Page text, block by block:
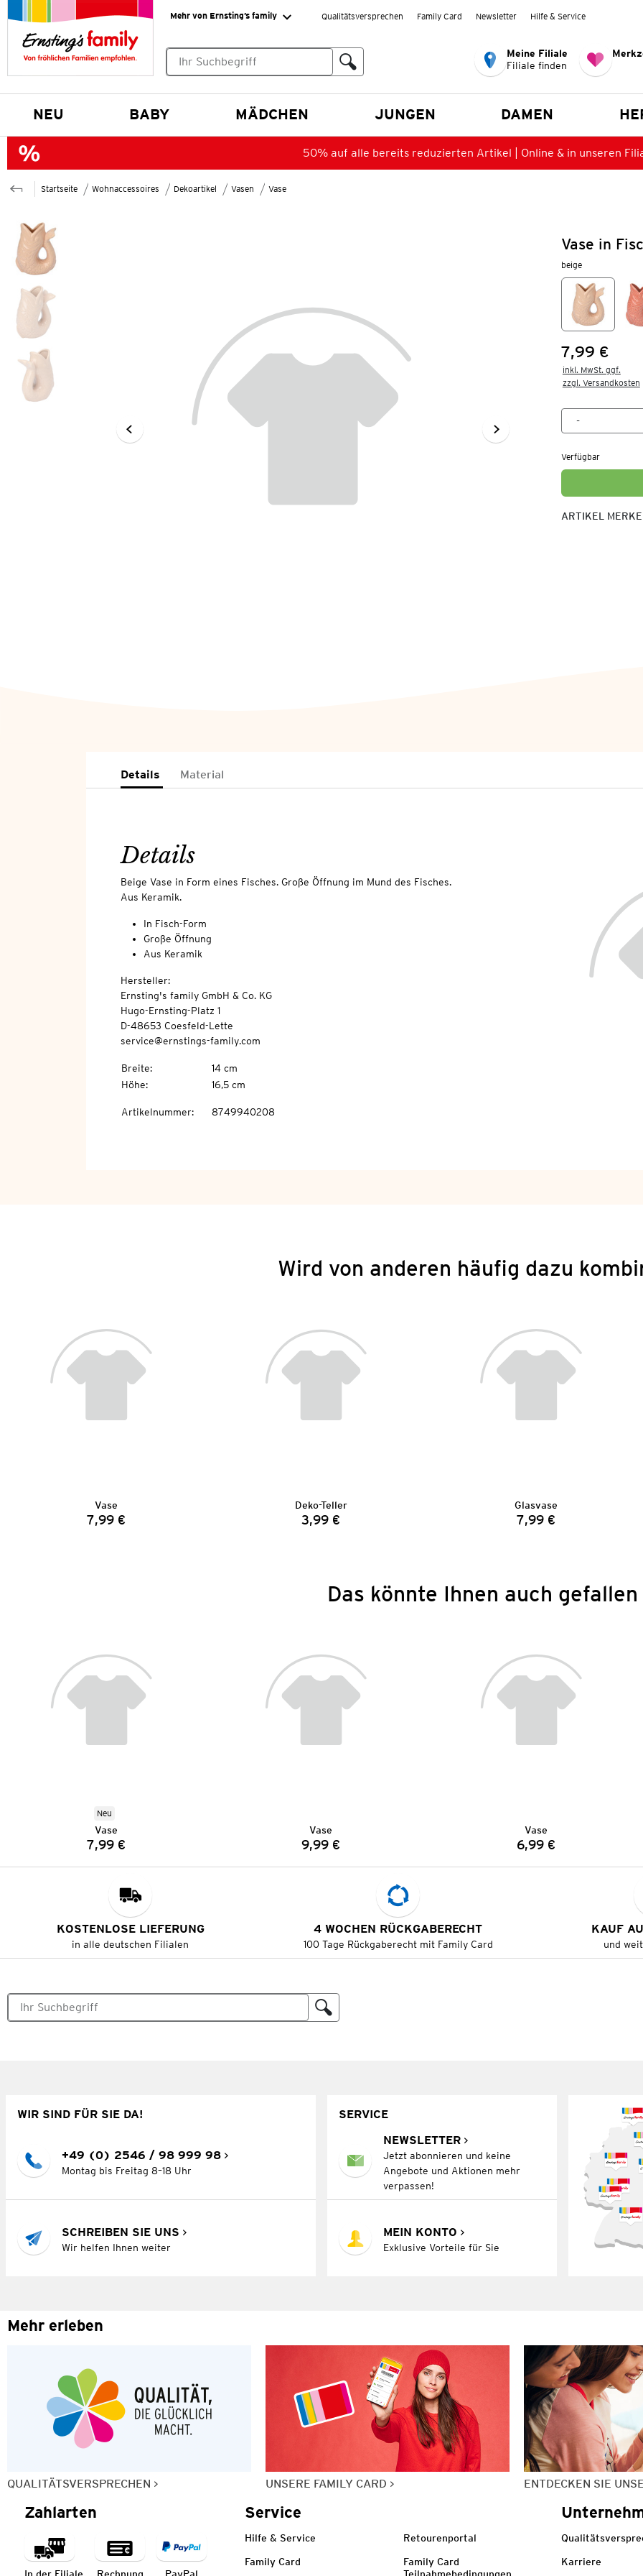
Mehr von Ernsting’s family Qualitätsversprechen Family Card Newsletter Hilfe & Service
Meine Filiale
Filiale finden
NEU BABY MÄDCHEN JUNGEN DAMEN
50% auf alle bereits reduzierten Artikel | Online & in unseren
Startseite Wohnaccessoires Dekoartikel Vasen Vase
Vase in
beige
Preis:
7,99 €
inkl. MwSt. ggf.
zzgl. Versandkosten
Verfügbar
ARTIKEL
Details Material
Details
Beige Vase in Form eines Fisches. Große Öffnung im Mund des Fisches.
Aus Keramik.
In Fisch-Form
Große Öffnung
Aus Keramik
Hersteller:
Ernsting's family GmbH & Co. KG
Hugo-Ernsting-Platz 1
D-48653 Coesfeld-Lette
service@ernstings-family.com
Breite:
14 cm
Höhe: 16,5 cm
Artikelnummer: 8749940208
Wird von anderen häufig dazu
Vase
Preis:
7,99 €
Deko-Teller
Preis:
3,99 €
Glasvase
Preis:
7,99 €
Das könnte Ihnen auch gefallen
Neu
Vase
Preis:
7,99 €
Vase
Preis:
9,99 €
Vase
Preis:
6,99 €
KOSTENLOSE LIEFERUNG
in alle deutschen Filialen
4 WOCHEN RÜCKGABERECHT
100 Tage Rückgaberecht mit Family Card
KAUF
und
WIR SIND FÜR SIE DA!
+49 (0) 2546 / 98 999 98
Montag bis Freitag 8–18 Uhr
SCHREIBEN SIE UNS
Wir helfen Ihnen weiter
SERVICE
NEWSLETTER
Jetzt abonnieren und keine
Angebote und Aktionen mehr
verpassen!
MEIN KONTO
Exklusive Vorteile für Sie
Mehr erleben
QUALITÄTSVERSPRECHEN UNSERE FAMILY CARD ENTDECKEN SIE
Zahlarten Service
Hilfe & Service Retourenportal
Family Card
Family Card
Karriere